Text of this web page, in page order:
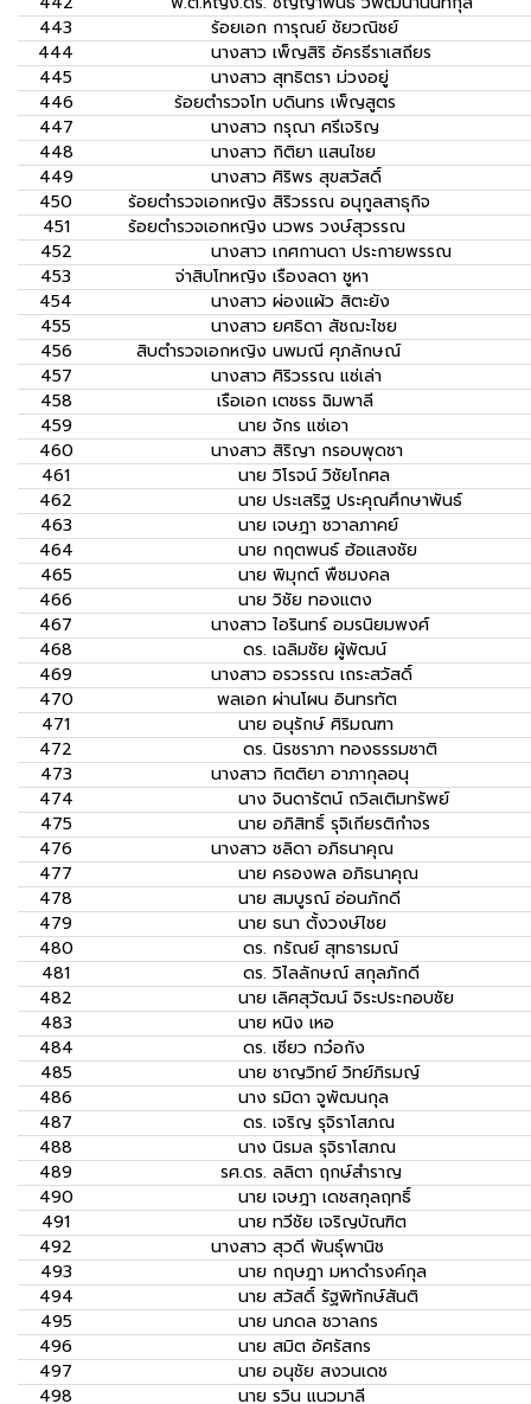
443
ร้อยเอก การุณย์ ชัยวณิชย์
444
นางสาว เพ็ญสิริ อัครธีราเสถียร
445
นางสาว สุทธิตรา ม่วงอยู่
446
ร้อยตำรวจโท บดินทร เพ็ญสูตร
447
นางสาว กรุณา ศรีเจริญ
448
นางสาว กิติยา แสนไชย
449
นางสาว ศิริพร สุขสวัสดิ์
450
ร้อยตำรวจเอกหญิง สิริวรรณ อนุกูลสาธุกิจ
451
ร้อยตำรวจเอกหญิง นวพร วงษ์สุวรรณ
452
นางสาว เกศกานดา ประกายพรรณ
453
จ่าสิบโทหญิง เรืองลดา ชูหา
454
นางสาว ผ่องแผ้ว สิตะยัง
455
นางสาว ยศธิดา สัชฌะไชย
456
สิบตำรวจเอกหญิง นพมณี ศุภลักษณ์
457
นางสาว ศิริวรรณ แซ่เล่า
458
เรือเอก เตชธร ฉิมพาลี
459
นาย จักร แซ่เอา
460
นางสาว สิริญา กรอบพุดชา
461
นาย วิโรจน์ วิชัยโกศล
462
นาย ประเสริฐ ประคุณศึกษาพันธ์
463
นาย เจษฎา ชวาลภาคย์
464
นาย กฤตพนธ์ ฮ้อแสงชัย
465
นาย พิมุกต์ พืชมงคล
466
นาย วิชัย ทองแตง
467
นางสาว ไอรินทร์ อมรนิยมพงศ์
468
ดร. เฉลิมชัย ผู้พัฒน์
469
นางสาว อรวรรณ เถระสวัสดิ์
470
พลเอก ผ่านโผน อินทรทัต
471
นาย อนุรักษ์ ศิริมณฑา
472
ดร. นิรชราภา ทองธรรมชาติ
473
นางสาว กิตติยา อาภากุลอนุ
474
นาง จินดารัตน์ ถวิลเติมทรัพย์
475
นาย อภิสิทธิ์ รุจิเกียรติกำจร
476
นางสาว ชลิดา อภิธนาคุณ
477
นาย ครองพล อภิธนาคุณ
478
นาย สมบูรณ์ อ่อนภักดี
479
นาย ธนา ตั้งวงษ์ไชย
480
ดร. กรัณย์ สุทธารมณ์
481
ดร. วิไลลักษณ์ สกุลภักดี
482
นาย เลิศสุวัฒน์ จิระประกอบชัย
483
นาย หนิง เหอ
484
ดร. เซียว กว๋อกัง
485
นาย ชาญวิทย์ วิทย์ภิรมญ์
486
นาง รมิดา จูพัฒนกุล
487
ดร. เจริญ รุจิราโสภณ
488
นาง นิรมล รุจิราโสภณ
489
รศ.ดร. ลลิตา ฤกษ์สำราญ
490
นาย เจษฎา เดชสกุลฤทธิ์
491
นาย ทวีชัย เจริญบัณฑิต
492
นางสาว สุวดี พันธุ์พานิช
493
นาย กฤษฎา มหาดำรงค์กุล
494
นาย สวัสดิ์ รัฐพิทักษ์สันติ
495
นาย นภดล ชวาลกร
496
นาย สมิต อัศรัสกร
497
นาย อนุชัย สงวนเดช
498
นาย รวิน แนวมาลี